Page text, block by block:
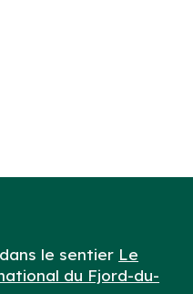
le sentier Le
du Fjord-du-